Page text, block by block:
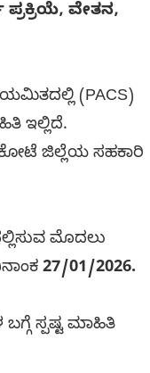
ಪ್ರಕ್ರಿಯೆ, ವೇತನ,
(PACS)
ಇಲ್ಲಿದೆ.
ಜಿಲ್ಲೆಯ ಸಹಕಾರಿ
ಮೊದಲು
27/01/2026.
ಸ್ಪಷ್ಟ ಮಾಹಿತಿ